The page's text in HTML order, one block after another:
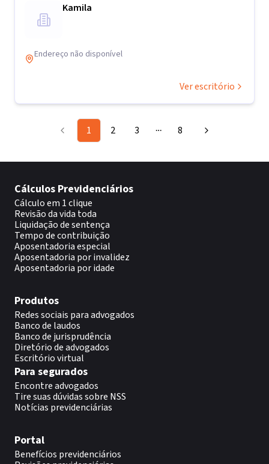
Kamila
Endereço não disponível
Ver escritório
1 2 3 More pages
8
Cálculos Previdenciários
Cálculo em 1 clique
Revisão da vida toda
Liquidação de sentença
Tempo de contribuição
Aposentadoria especial
Aposentadoria por invalidez
Aposentadoria por idade
Produtos
Redes sociais para advogados
Banco de laudos
Banco de jurisprudência
Diretório de advogados
Escritório virtual
Para segurados
Encontre advogados
Tire suas dúvidas sobre NSS
Notícias previdenciárias
Portal
Benefícios previdenciários